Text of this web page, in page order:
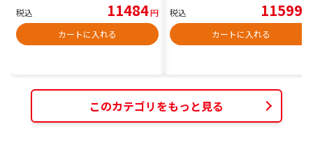
税込 11484円
カートに入れる
税込 11599
カートに入れる
このカテゴリをもっと見る